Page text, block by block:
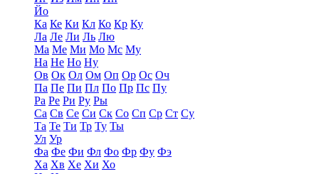
Йо
Ка Ке Ки Кл Ко Кр Ку
Ла Ле Ли Ль Лю
Ма Ме Ми Мо Мс Му
На Не Но Ну
Ов Ок Ол Ом Оп Ор Ос Оч
Па Пе Пи Пл По Пр Пс Пу
Ра Ре Ри Ру Ры
Са Св Се Си Ск Со Сп Ср Ст Су
Та Те Ти Тр Ту Ты
Ул Ур
Фа Фе Фи Фл Фо Фр Фу Фэ
Ха Хв Хе Хи Хо